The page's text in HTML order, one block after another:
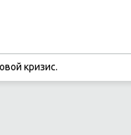
кризис.